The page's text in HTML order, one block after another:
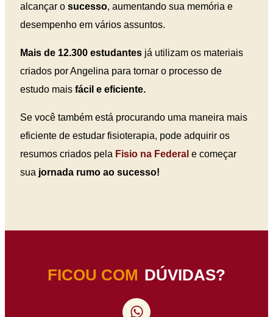
alcançar o sucesso, aumentando sua memória e
desempenho em vários assuntos.
Mais de 12.300 estudantes já utilizam os materiais
criados por Angelina para tornar o processo de
estudo mais fácil e eficiente.
Se você também está procurando uma maneira mais
eficiente de estudar fisioterapia, pode adquirir os
resumos criados pela Fisio na Federal e começar
sua jornada rumo ao sucesso!
FICOU COM DÚVIDAS?